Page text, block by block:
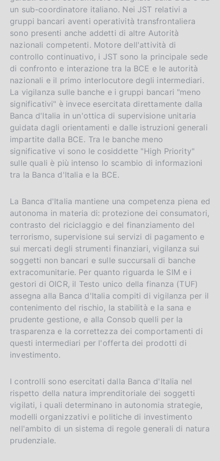
un sub-coordinatore italiano. Nei JST relativi a
gruppi bancari aventi operatività transfrontaliera
sono presenti anche addetti di altre Autorità
nazionali competenti. Motore dell'attività di
controllo continuativo, i JST sono la principale sede
di confronto e interazione tra la BCE e le autorità
nazionali e il primo interlocutore degli intermediari.
La vigilanza sulle banche e i gruppi bancari "meno
significativi" è invece esercitata direttamente dalla
Banca d'Italia in un'ottica di supervisione unitaria
guidata dagli orientamenti e dalle istruzioni generali
impartite dalla BCE. Tra le banche meno
significative vi sono le cosiddette "High Priority"
sulle quali è più intenso lo scambio di informazioni
tra la Banca d'Italia e la BCE.
La Banca d'Italia mantiene una competenza piena ed
autonoma in materia di: protezione dei consumatori,
contrasto del riciclaggio e del finanziamento del
terrorismo, supervisione sui servizi di pagamento e
sui mercati degli strumenti finanziari, vigilanza sui
soggetti non bancari e sulle succursali di banche
extracomunitarie. Per quanto riguarda le SIM e i
gestori di OICR, il Testo unico della finanza (TUF)
assegna alla Banca d'Italia compiti di vigilanza per il
contenimento del rischio, la stabilità e la sana e
prudente gestione, e alla Consob quelli per la
trasparenza e la correttezza dei comportamenti di
questi intermediari per l'offerta dei prodotti di
investimento.
I controlli sono esercitati dalla Banca d'Italia nel
rispetto della natura imprenditoriale dei soggetti
vigilati, i quali determinano in autonomia strategie,
modelli organizzativi e politiche di investimento
nell'ambito di un sistema di regole generali di natura
prudenziale.